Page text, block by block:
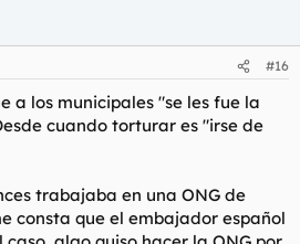
#16
a los municipales "se les fue la
cuando torturar es "irse de
trabajaba en una ONG de
consta que el embajador español